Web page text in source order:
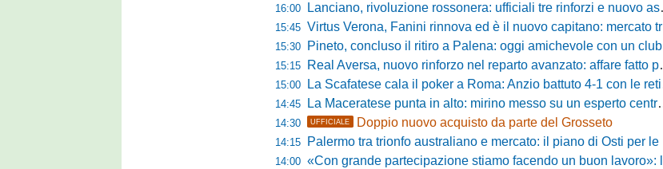
16:00 Lanciano, rivoluzione rossonera: ufficiali tre rinforzi e nuovo assetto al vertice del club
15:45 Virtus Verona, Fanini rinnova ed è il nuovo capitano: mercato tra colpi esperti e l'addio a Daffara
15:30 Pineto, concluso il ritiro a Palena: oggi amichevole con un club di D verso la Coppa
15:15 Real Aversa, nuovo rinforzo nel reparto avanzato: affare fatto per Della Pietra
15:00 La Scafatese cala il poker a Roma: Anzio battuto 4-1 con le reti di Palmieri, Esposito, Suhs e Maggio
14:45 La Maceratese punta in alto: mirino messo su un esperto centrocampista
14:30 UFFICIALE Doppio nuovo acquisto da parte del Grosseto
14:15 Palermo tra trionfo australiano e mercato: il piano di Osti per le uscite e la suggestione Almena
14:00 «Con grande partecipazione stiamo facendo un buon lavoro»: la carica di mister Bonera accende la Pro Vercelli